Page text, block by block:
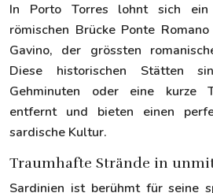
In Porto Torres lohnt sich ein
römischen Brücke Ponte
Gavino, der grössten
Diese historischen Stätten
Gehminuten oder eine kurze
entfernt und bieten einen
sardische Kultur.
Traumhafte Strände in
Sardinien ist berühmt für seine